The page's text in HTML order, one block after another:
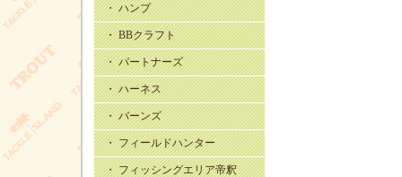
・ ハンプ
・ BBクラフト
・ パートナーズ
・ ハーネス
・ バーンズ
・ フィールドハンター
・ フィッシングエリア帝釈